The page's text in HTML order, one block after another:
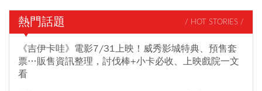
熱門話題 / HOT STORIES /
《吉伊卡哇》電影7/31上映！威秀影城特典、預售套
票…販售資訊整理，討伐棒+小卡必收、上映戲院一文
看